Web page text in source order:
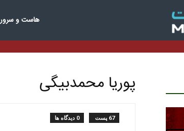
بلاگ هاست و سرور
پوریا محمدبیگی
67 پست 0 دیدگاه ها